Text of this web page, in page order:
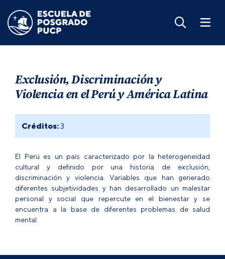
Exclusión, Discriminación y
Violencia en el Perú y América Latina
Créditos:3
El Perú es un país caracterizado por la heterogeneidad
cultural y definido por una historia de exclusión,
discriminación y violencia. Variables que han generado
diferentes subjetividades y han desarrollado un malestar
personal y social que repercute en el bienestar y se
encuentra a la base de diferentes problemas de salud
mental.